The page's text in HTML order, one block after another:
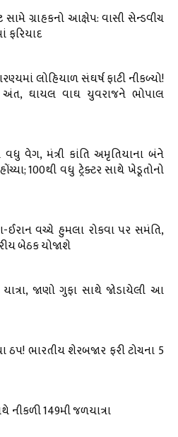
સામે ગ્રાહકનો આક્ષેપ: વાસી સેન્ડવીચ
ફરિયાદ
લોહિયાળ સંઘર્ષ ફાટી નીકળ્યો!
અંત, ઘાયલ વાઘ યુવરાજને ભોપાલ
વેગ, મંત્રી કાંતિ અમૃતિયાના બંને
100થી વધુ ટ્રેક્ટર સાથે ખેડૂતોનો
ઈરાન વચ્ચે હુમલા રોકવા પર સમંતિ,
બેઠક યોજાશે
જાણો ગુફા સાથે જોડાયેલી આ
ઠપ! ભારતીય શેરબજાર ફરી ટોચના 5
નીકળી 149મી જળયાત્રા